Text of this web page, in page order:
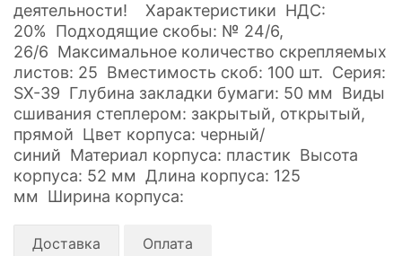
деятельности! Характеристики НДС:
20% Подходящие скобы: № 24/6,
26/6 Максимальное количество скрепляемых
листов: 25 Вместимость скоб: 100 шт. Серия:
SX-39 Глубина закладки бумаги: 50 мм Виды
сшивания степлером: закрытый, открытый,
прямой Цвет корпуса: черный/
синий Материал корпуса: пластик Высота
корпуса: 52 мм Длина корпуса: 125
мм Ширина корпуса:
Доставка Оплата